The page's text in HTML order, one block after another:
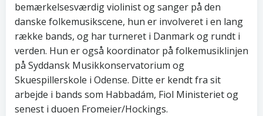
bemærkelsesværdig violinist og sanger på den
danske folkemusikscene, hun er involveret i en lang
række bands, og har turneret i Danmark og rundt i
verden. Hun er også koordinator på folkemusiklinjen
på Syddansk Musikkonservatorium og
Skuespillerskole i Odense. Ditte er kendt fra sit
arbejde i bands som Habbadám, Fiol Ministeriet og
senest i duoen Fromeier/Hockings.